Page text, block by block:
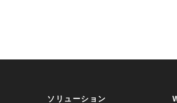
ソリューション